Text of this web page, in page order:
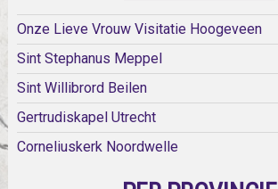
Onze Lieve Vrouw Visitatie Hoogeveen
Sint Stephanus Meppel
Sint Willibrord Beilen
Gertrudiskapel Utrecht
Corneliuskerk Noordwelle